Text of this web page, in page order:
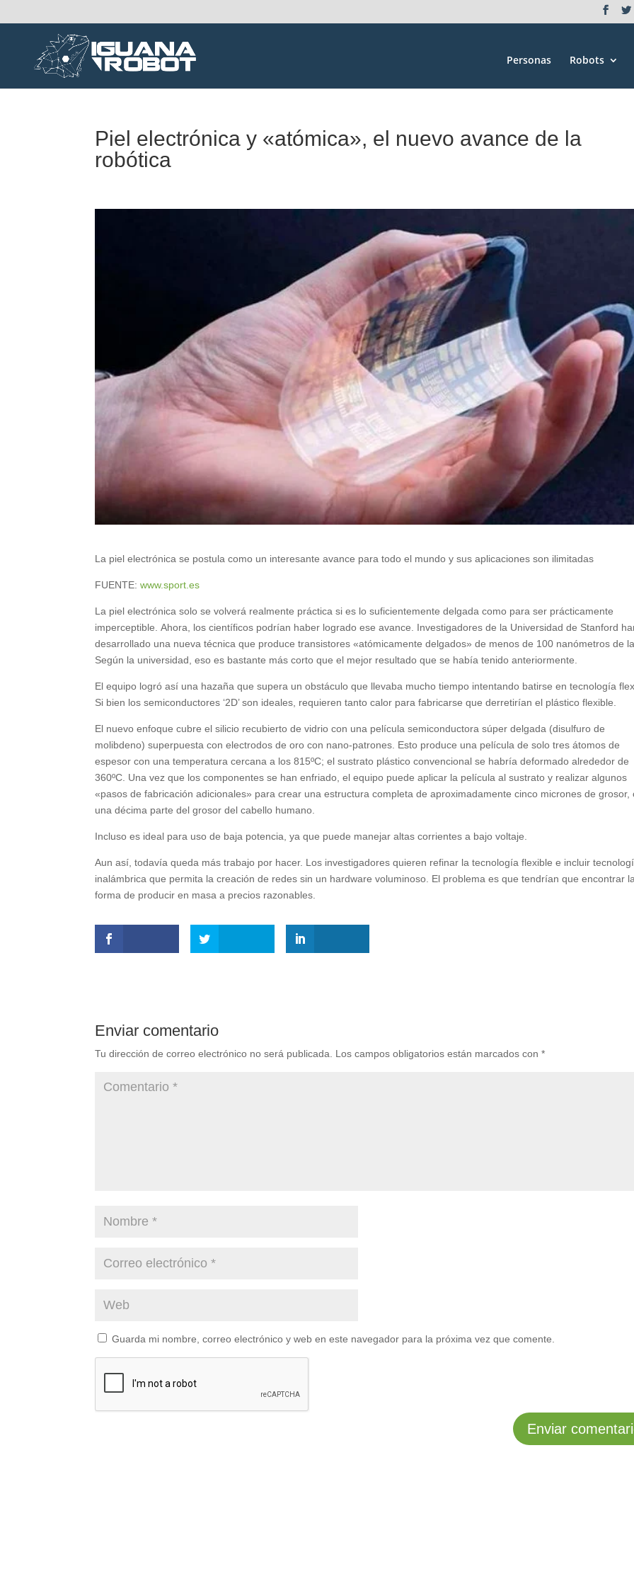
Personas Robots
Piel electrónica y «atómica», el nuevo avance de la
robótica
La piel electrónica se postula como un interesante avance para todo el mundo y sus aplicaciones son ilimitadas
FUENTE:www.sport.es
La piel electrónica solo se volverá realmente práctica si es lo suficientemente delgada como para ser prácticamente
imperceptible. Ahora, los científicos podrían haber logrado ese avance. Investigadores de la Universidad de Stanford
desarrollado una nueva técnica que produce transistores «atómicamente delgados» de menos de 100 nanómetros de
Según la universidad, eso es bastante más corto que el mejor resultado que se había tenido anteriormente.
El equipo logró así una hazaña que supera un obstáculo que llevaba mucho tiempo intentando batirse en tecnología
Si bien los semiconductores ‘2D’ son ideales, requieren tanto calor para fabricarse que derretirían el plástico flexible.
El nuevo enfoque cubre el silicio recubierto de vidrio con una película semiconductora súper delgada (disulfuro de
molibdeno) superpuesta con electrodos de oro con nano-patrones. Esto produce una película de solo tres átomos de
espesor con una temperatura cercana a los 815ºC; el sustrato plástico convencional se habría deformado alrededor de
360ºC. Una vez que los componentes se han enfriado, el equipo puede aplicar la película al sustrato y realizar algunos
«pasos de fabricación adicionales» para crear una estructura completa de aproximadamente cinco micrones de grosor,
una décima parte del grosor del cabello humano.
Incluso es ideal para uso de baja potencia, ya que puede manejar altas corrientes a bajo voltaje.
Aun así, todavía queda más trabajo por hacer. Los investigadores quieren refinar la tecnología flexible e incluir
inalámbrica que permita la creación de redes sin un hardware voluminoso. El problema es que tendrían que encontrar
forma de producir en masa a precios razonables.
Enviar comentario
Tu dirección de correo electrónico no será publicada. Los campos obligatorios están marcados con*
Guarda mi nombre, correo electrónico y web en este navegador para la próxima vez que comente.